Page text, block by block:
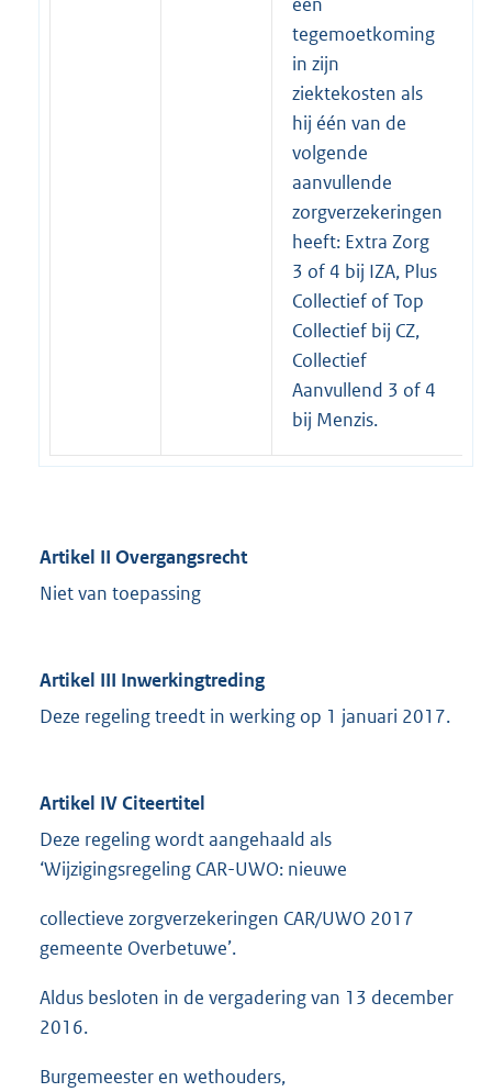
tegemoetkoming
in zijn
ziektekosten als
hij één van de
volgende
aanvullende
zorgverzekeringen
heeft: Extra Zorg
3 of 4 bij IZA, Plus
Collectief of Top
Collectief bij CZ,
Collectief
Aanvullend 3 of 4
bij Menzis.
Artikel II Overgangsrecht
Niet van toepassing
Artikel III Inwerkingtreding
Deze regeling treedt in werking op 1 januari 2017.
Artikel IV Citeertitel
Deze regeling wordt aangehaald als
‘Wijzigingsregeling CAR-UWO: nieuwe
collectieve zorgverzekeringen CAR/UWO 2017
gemeente Overbetuwe’.
Aldus besloten in de vergadering van 13 december
2016.
Burgemeester en wethouders,